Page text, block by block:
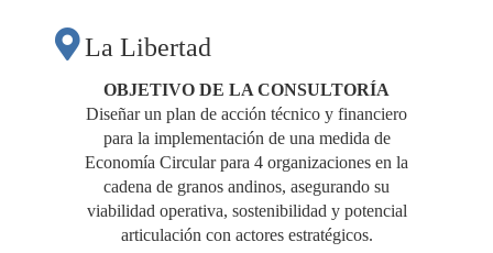
CIRCULAR PARA LA
CADENA
PRODUCTIVA DE
La Libertad
OBJETIVO DE LA CONSULTORÍA
Diseñar un plan de acción técnico y financiero
para la implementación de una medida de
Economía Circular para 4 organizaciones en la
cadena de granos andinos, asegurando su
viabilidad operativa, sostenibilidad y potencial
articulación con actores estratégicos.